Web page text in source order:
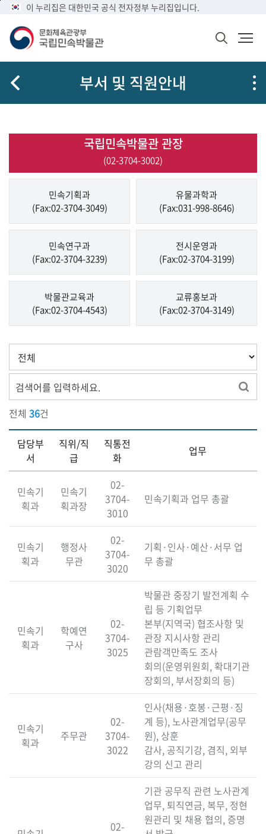
가
가
이 누리집은 대한민국 공식 전자정부 누리집입니다.
검
창
부서 및 직원안내
국립민속박물관 관장
(02-3704-3002)
민속기획과
(Fax:02-3704-3049)
유물과학과
(Fax:031-998-8646)
민속연구과
(Fax:02-3704-3239)
전시운영과
(Fax:02-3704-3199)
박물관교육과
(Fax:02-3704-4543)
교류홍보과
(Fax:02-3704-3149)
옵
션
검
어
입
검색
전체 36건
담당부
서
직위/직
급
직통전
화
업무
민속기
획과
민속기
획과장
02-
3704-
3010
민속기획과 업무 총괄
민속기
획과
행정사
무관
02-
3704-
3020
기획·인사·예산·서무 업
무 총괄
민속기
획과
학예연
구사
02-
3704-
3025
박물관 중장기 발전계획 수
립 등 기획업무
본부(지역국) 협조사항 및
관장 지시사항 관리
관람객만족도 조사
회의(운영위원회, 확대기관
장회의, 부서장회의 등)
민속기
획과
주무관
02-
3704-
3022
인사(채용·호봉·근평·징
계 등), 노사관계업무(공무
원), 상훈
감사, 공직기강, 겸직, 외부
강의 신고 관리
02-
기관 공무직 관련 노사관계
업무, 퇴직연금, 복무, 정현
원관리 및 채용 협의, 증명